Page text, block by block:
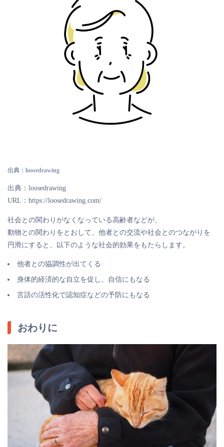
出典：loosedrawing
出典：loosedrawing
URL：https://loosedrawing.com/
社会との関わりがなくなっている高齢者などが、
動物との関わりをとおして、他者との交流や社会とのつながりを
円滑にすると、以下のような社会的効果をもたらします。
他者との協調性が出てくる
身体的経済的な自立を促し、自信にもなる
言語の活性化で認知症などの予防にもなる
おわりに